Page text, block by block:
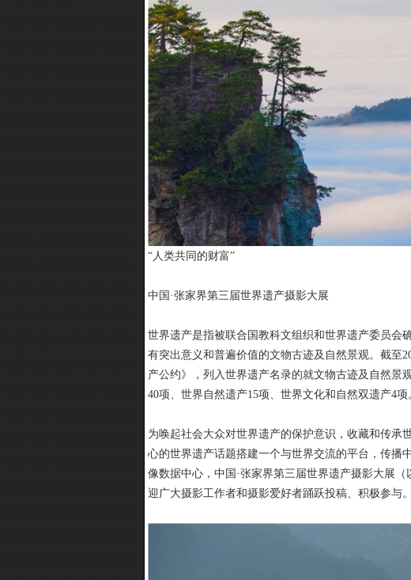
“人类共同的财富”
中国·张家界第三届世界遗产摄影大展
世界遗产是指被联合国教科文组织和世界遗产委员会
有突出意义和普遍价值的文物古迹及自然景观。截至
产公约》，列入世界遗产名录的就文物古迹及自然景
40项、世界自然遗产15项、世界文化和自然双遗产4项
为唤起社会大众对世界遗产的保护意识，收藏和传承
心的世界遗产话题搭建一个与世界交流的平台，传播
像数据中心，中国·张家界第三届世界遗产摄影大展
迎广大摄影工作者和摄影爱好者踊跃投稿、积极参与。